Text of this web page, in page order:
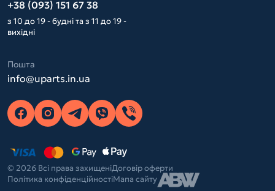
+38 (093) 151 67 38
з 10 до 19 - будні та з 11 до 19 -
вихідні
Пошта
info@uparts.in.ua
© 2026 Всі права захищеніДоговір оферти
Політика конфіденційностіМапа сайту